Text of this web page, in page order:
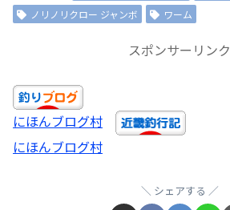
ノリノリクロー ジャンボ
ワーム
スポンサーリンク
にほんブログ村
にほんブログ村
シェアする